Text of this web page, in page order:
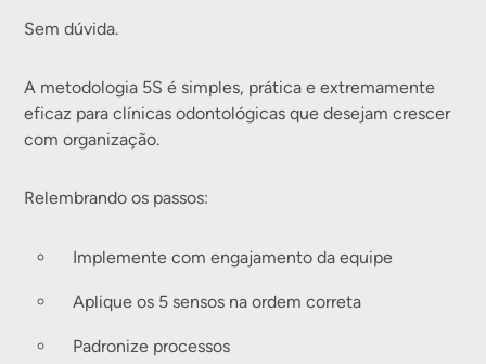
Sem dúvida.
A metodologia 5S é simples, prática e extremamente
eficaz para clínicas odontológicas que desejam crescer
com organização.
Relembrando os passos:
Implemente com engajamento da equipe
Aplique os 5 sensos na ordem correta
Padronize processos